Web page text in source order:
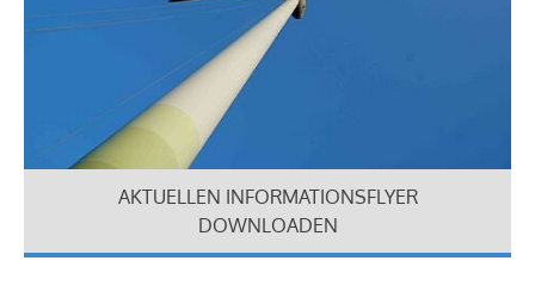
AKTUELLEN INFORMATIONSFLYER
DOWNLOADEN